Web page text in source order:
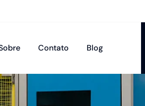
Contato Blog